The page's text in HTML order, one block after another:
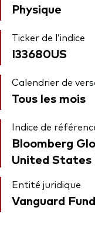
Physique
Ticker de l’indice
I33680US
Calendrier de
Tous les mois
Indice de
Bloomberg
United States
Entité juridique
Vanguard